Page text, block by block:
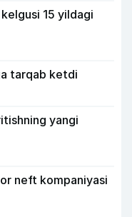
15 yildagi
tarqab ketdi
yangi
neft kompaniyasi